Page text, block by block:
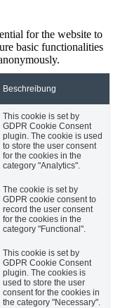
for the website to
basic functionalities
Beschreibung
This cookie is set by
GDPR Cookie Consent
plugin. The cookie is used
to store the user consent
for the cookies in the
category "Analytics".
The cookie is set by
GDPR cookie consent to
record the user consent
for the cookies in the
category "Functional".
This cookie is set by
GDPR Cookie Consent
plugin. The cookies is
used to store the user
consent for the cookies in
the category "Necessary".